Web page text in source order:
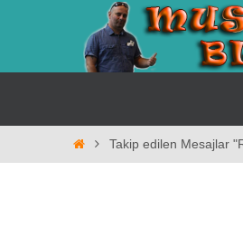
HomeTakip edilen Mesajlar